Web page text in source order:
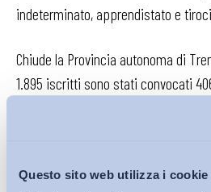
Questo sito web utilizza i cookie
indeterminato, apprendistato e
Chiude la Provincia autonoma di
1.895 iscritti sono stati convocati
sono presentati solo 159 per il
sottoscritto il patto di attivazione.
del ministero del Lavoro, i colloqui